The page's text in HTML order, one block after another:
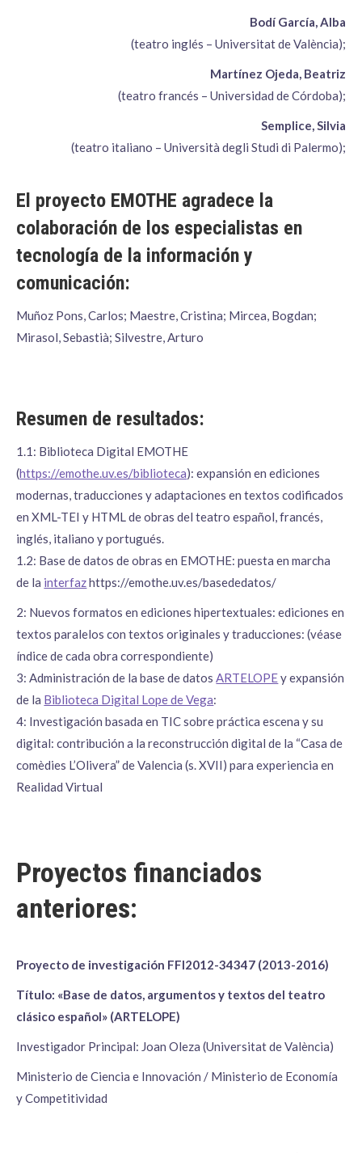
Bodí García, Alba
(teatro inglés – Universitat de València);
Martínez Ojeda, Beatriz
(teatro francés – Universidad de Córdoba);
Semplice, Silvia
(teatro italiano – Università degli Studi di Palermo);
El proyecto EMOTHE agradece la
colaboración de los especialistas en
tecnología de la información y
comunicación:
Muñoz Pons, Carlos; Maestre, Cristina; Mircea, Bogdan;
Mirasol, Sebastià; Silvestre, Arturo
Resumen de resultados:
1.1: Biblioteca Digital EMOTHE
(https://emothe.uv.es/biblioteca): expansión en ediciones
modernas, traducciones y adaptaciones en textos codificados
en XML-TEI y HTML de obras del teatro español, francés,
inglés, italiano y portugués.
1.2: Base de datos de obras en EMOTHE: puesta en marcha
de la interfazhttps://emothe.uv.es/basededatos/
2: Nuevos formatos en ediciones hipertextuales: ediciones en
textos paralelos con textos originales y traducciones: (véase
índice de cada obra correspondiente)
3: Administración de la base de datosARTELOPEy expansión
de la Biblioteca Digital Lope de Vega:
4: Investigación basada en TIC sobre práctica escena y su
digital: contribución a la reconstrucción digital de la “Casa de
comèdies L’Olivera” de Valencia (s. XVII) para experiencia en
Realidad Virtual
Proyectos financiados
anteriores:
Proyecto de investigación FFI2012-34347 (2013-2016)
Título: «Base de datos, argumentos y textos del teatro
clásico español» (ARTELOPE)
Investigador Principal: Joan Oleza (Universitat de València)
Ministerio de Ciencia e Innovación / Ministerio de Economía
y Competitividad